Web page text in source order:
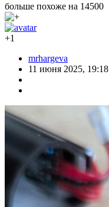
больше похоже на 14500
+1
mrhargeva
11 июня 2025, 19:18